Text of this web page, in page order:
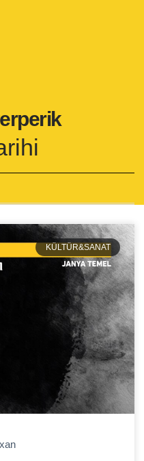
KÜLTÜR&SANAT